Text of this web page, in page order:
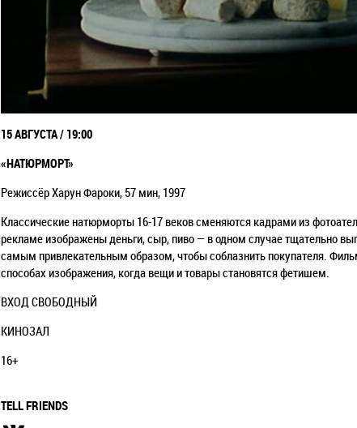
15 АВГУСТА / 19:00
«НАТЮРМОРТ»
Режиссёр Харун Фароки, 57 мин, 1997
Классические натюрморты 16-17 веков сменяются кадрами из
рекламе изображены деньги, сыр, пиво — в одном случае тщательно
самым привлекательным образом, чтобы соблазнить покупателя.
способах изображения, когда вещи и товары становятся фетишем.
ВХОД СВОБОДНЫЙ
КИНОЗАЛ
16+
TELL FRIENDS